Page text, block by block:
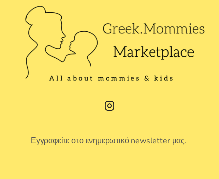
Εγγραφείτε στο ενημερωτικό newsletter μας.